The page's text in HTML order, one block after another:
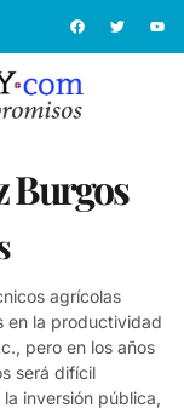
Burgos
agrícolas
en la productividad
pero en los años
será difícil
inversión pública,